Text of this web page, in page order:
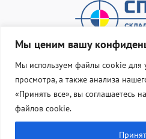
Мы ценим вашу
Мы используем файлы cookie для
просмотра, а также анализа
«Принять все», вы соглашаетесь
файлов cookie.
О нас
Статус Груза